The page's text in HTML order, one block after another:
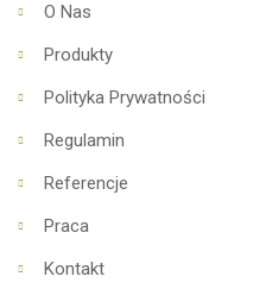
O Nas
Produkty
Polityka Prywatności
Regulamin
Referencje
Praca
Kontakt